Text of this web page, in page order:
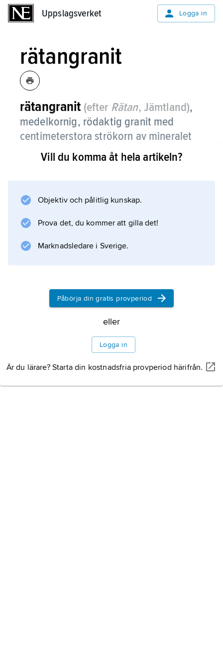
Uppslagsverket Logga in
rätangranit
rätangranit (efter Rätan, Jämtland),
medelkornig, rödaktig granit med
centimeterstora strökorn av mineralet
mikroklin och små kristaller av titanit.
stort massiv i södra Jämtland, östra
Dalarna. Dess ålder är ca 1 690 miljoner år.
Vill du komma åt hela artikeln?
Objektiv och pålitlig kunskap.
Prova det, du kommer att gilla det!
Marknadsledare i Sverige.
Påbörja din gratis provperiod
eller
Logga in
Är du lärare? Starta din kostnadsfria provperiod härifrån.